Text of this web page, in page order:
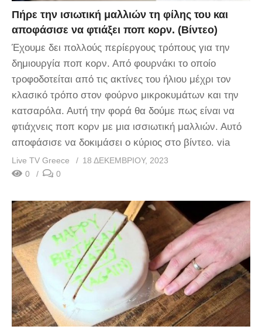
Πήρε την ισιωτική μαλλιών τη φίλης του και
αποφάσισε να φτιάξει ποπ κορν. (Βίντεο)
Έχουμε δει πολλούς περίεργους τρόπους για την
δημιουργία ποπ κορν. Από φουρνάκι το οποίο
τροφοδοτείται από τις ακτίνες του ήλιου μέχρι τον
κλασικό τρόπο στον φούρνο μικροκυμάτων και την
κατσαρόλα. Αυτή την φορά θα δούμε πως είναι να
φτιάχνεις ποπ κορν με μια ισσιωτική μαλλιών. Αυτό
αποφάσισε να δοκιμάσει ο κύριος στο βίντεο. via
Live TV Greece
18 ΔΕΚΕΜΒΡΊΟΥ, 2023
0
0